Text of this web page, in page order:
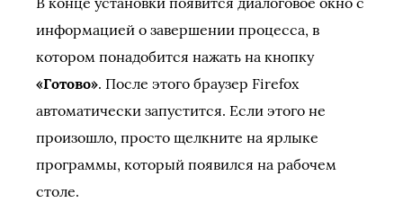
информацией о завершении процесса, в
котором понадобится нажать на кнопку
«Готово». После этого браузер Firefox
автоматически запустится. Если этого не
произошло, просто щелкните на ярлыке
программы, который появился на рабочем
столе.